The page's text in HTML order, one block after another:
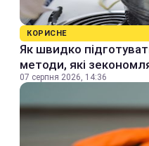
КОРИСНЕ
Як швидко
методи, які
07 серпня 2026, 14:36